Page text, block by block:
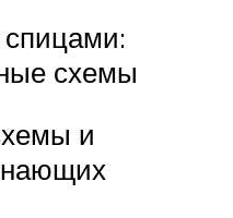
спицами:
схемы
и